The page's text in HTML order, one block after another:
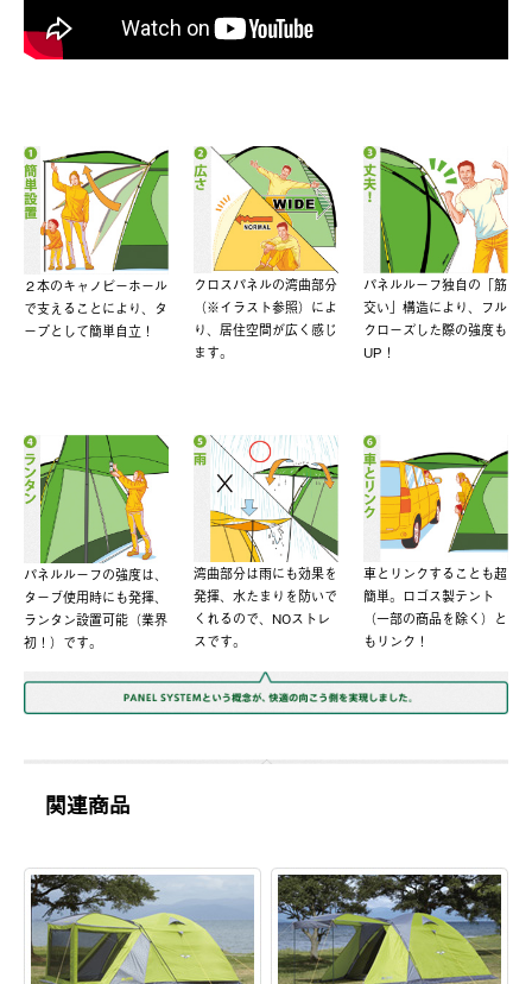
２本のキャノピーホール
で支えることにより、タ
ープとして簡単自立！
クロスパネルの湾曲部分
（※イラスト参照）によ
り、居住空間が広く感じ
ます。
パネルルーフ独自の「筋
交い」構造により、フル
クローズした際の強度も
UP！
パネルルーフの強度は、
ターブ使用時にも発揮、
ランタン設置可能（業界
初！）です。
湾曲部分は雨にも効果を
発揮、水たまりを防いで
くれるので、NOストレ
スです。
車とリンクすることも超
簡単。ロゴス製テント
（一部の商品を除く）と
もリンク！
関連商品